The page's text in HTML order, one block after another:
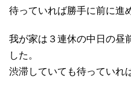
待っていれば勝手に前に進
我が家は３連休の中日の昼
した。
渋滞していても待っていれ